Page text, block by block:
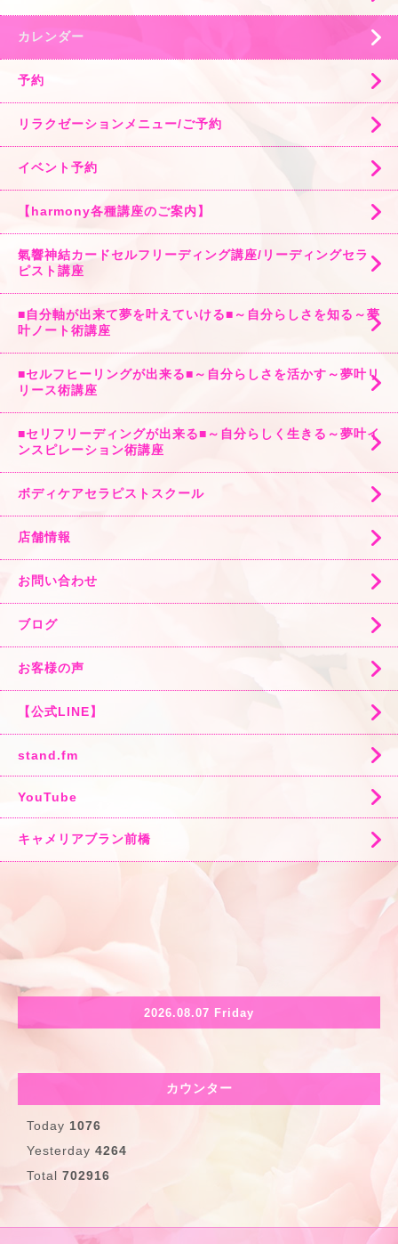
カレンダー
予約
リラクゼーションメニュー/ご予約
イベント予約
【harmony各種講座のご案内】
氣響神結カードセルフリーディング講座/リーディングセラ
ピスト講座
■自分軸が出来て夢を叶えていける■～自分らしさを知る～夢
叶ノート術講座
■セルフヒーリングが出来る■～自分らしさを活かす～夢叶リ
リース術講座
■セリフリーディングが出来る■～自分らしく生きる～夢叶イ
ンスピレーション術講座
ボディケアセラピストスクール
店舗情報
お問い合わせ
ブログ
お客様の声
【公式LINE】
stand.fm
YouTube
キャメリアブラン前橋
2026.08.07 Friday
カウンター
Today 1076
Yesterday 4264
Total 702916